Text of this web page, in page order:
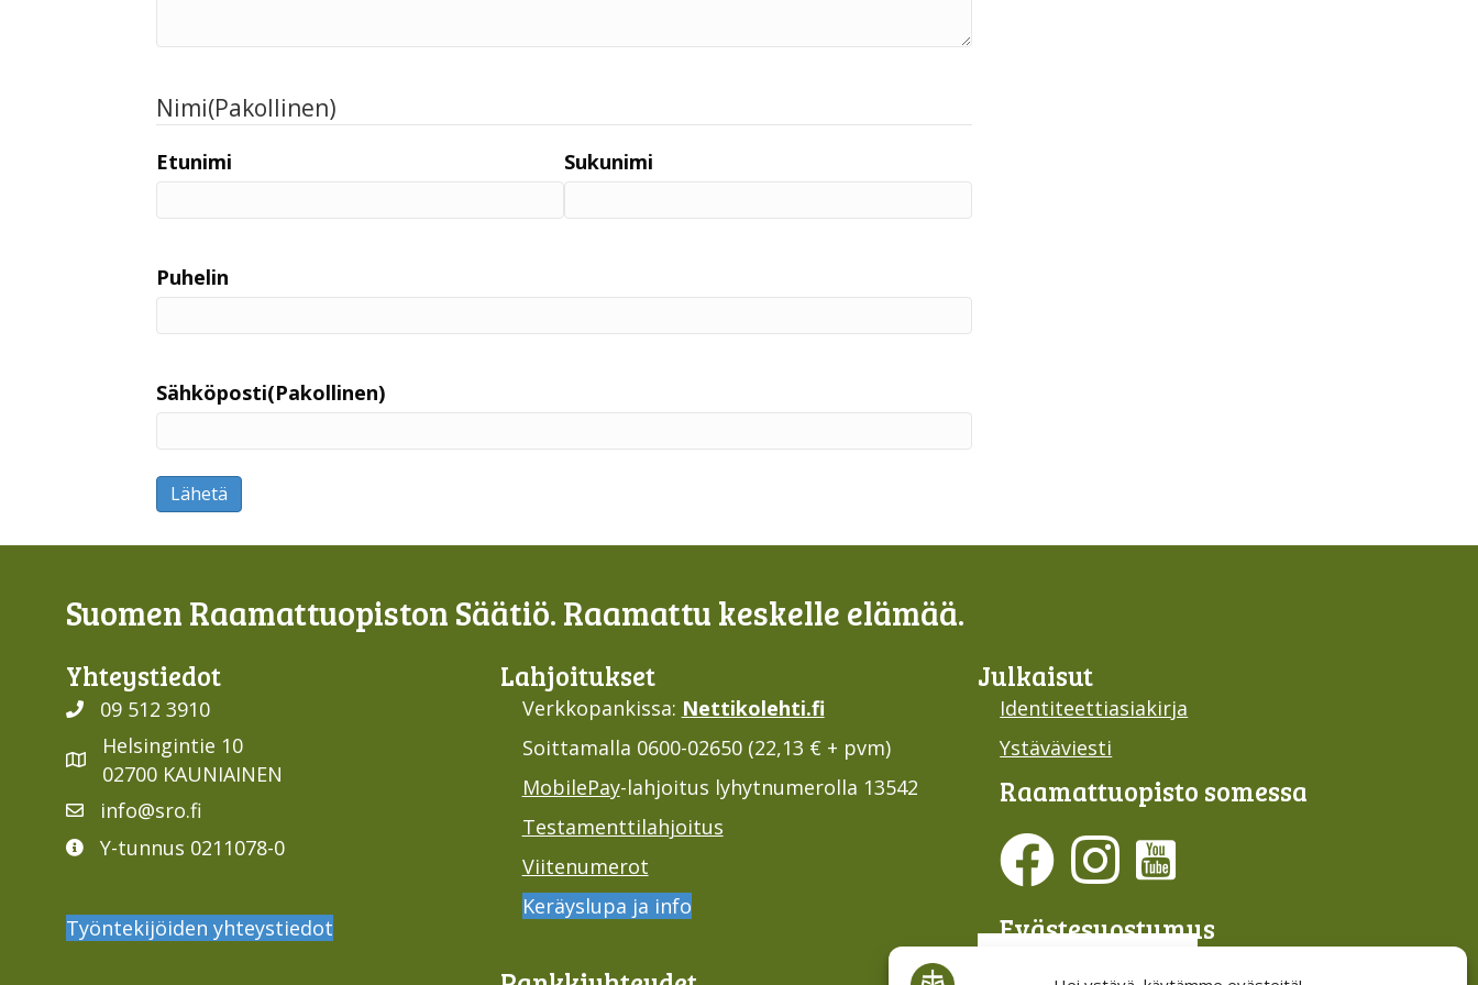
Nimi(Pakollinen)
Etunimi Sukunimi
Puhelin
Sähköposti(Pakollinen)
Lähetä
Suomen Raamattuopiston Säätiö. Raamattu keskelle elämää.
Yhteys­tiedot
09 512 3910
Helsingintie 10
02700 KAUNIAINEN
info@sro.fi
Y-tunnus 0211078-0
Työntekijöiden yhteystiedot
Lahjoi­tukset
Verkkopankissa: Nettikolehti.fi
Soittamalla 0600-02650 (22,13 € + pvm)
MobilePay-lahjoitus lyhytnumerolla 13542
Testamenttilahjoitus
Viitenumerot
Keräyslupa ja info
Julkaisut
Identiteettiasiakirja
Ystäväviesti
Raamattu­opisto somessa
Evästesuostumus